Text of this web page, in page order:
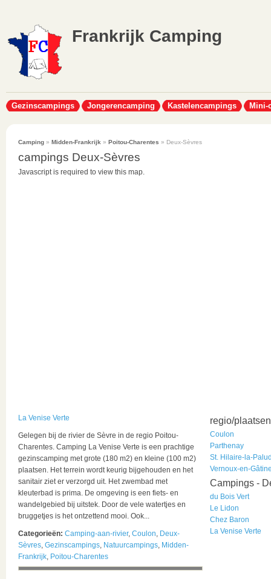
Frankrijk Camping
Gezinscampings Jongerencamping Kastelencampings Mini-
Camping » Midden-Frankrijk » Poitou-Charentes » Deux-Sèvres
campings Deux-Sèvres
Javascript is required to view this map.
La Venise Verte
Gelegen bij de rivier de Sèvre in de regio Poitou-
Charentes. Camping La Venise Verte is een prachtige
gezinscamping met grote (180 m2) en kleine (100 m2)
plaatsen. Het terrein wordt keurig bijgehouden en het
sanitair ziet er verzorgd uit. Het zwembad met
kleuterbad is prima. De omgeving is een fiets- en
wandelgebied bij uitstek. Door de vele watertjes en
bruggetjes is het ontzettend mooi. Ook...
Categorieën: Camping-aan-rivier, Coulon, Deux-
Sèvres, Gezinscampings, Natuurcampings, Midden-
Frankrijk, Poitou-Charentes
regio/plaatsen
Coulon
Parthenay
St. Hilaire-la-
Vernoux-en-
Campings -
du Bois Vert
Le Lidon
Chez Baron
La Venise Verte